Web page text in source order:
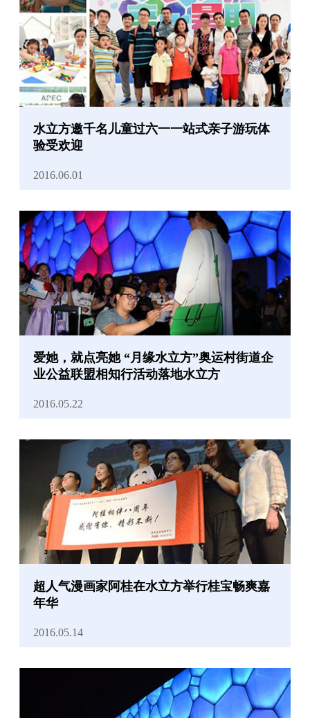
水立方邀千名儿童过六一一站式亲子游玩体
验受欢迎
2016.06.01
爱她，就点亮她 “月缘水立方”奥运村街道企
业公益联盟相知行活动落地水立方
2016.05.22
超人气漫画家阿桂在水立方举行桂宝畅爽嘉
年华
2016.05.14